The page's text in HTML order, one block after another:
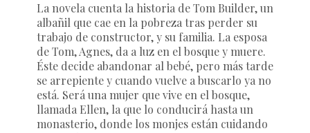
La novela cuenta la historia de Tom Builder, un
albañil que cae en la pobreza tras perder su
trabajo de constructor, y su familia. La esposa
de Tom, Agnes, da a luz en el bosque y muere.
Éste decide abandonar al bebé, pero más tarde
se arrepiente y cuando vuelve a buscarlo ya no
está. Será una mujer que vive en el bosque,
llamada Ellen, la que lo conducirá hasta un
monasterio, donde los monjes están cuidando